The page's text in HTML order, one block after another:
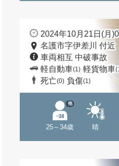
2024年10月21日(月
名護市字伊差川 付近
車両相互 中破事故
軽自動車(1) 軽貨物車
死亡(0) 負傷(1)
25～34歳
他
晴